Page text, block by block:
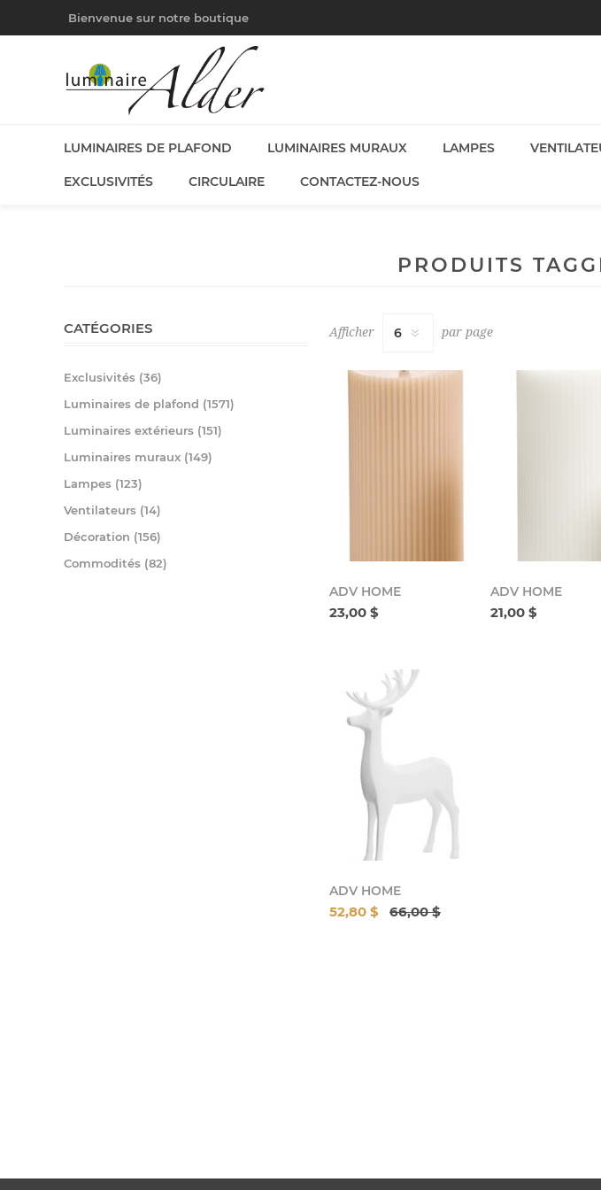
Bienvenue sur notre boutique
LUMINAIRES DE PLAFOND LUMINAIRES MURAUX LAMPES
EXCLUSIVITÉS CIRCULAIRE CONTACTEZ-NOUS
PRODUITS
Afficher par page
ADV HOME
23,00 $
ADV HOME
21,00 $
ADV HOME
52,80 $ 66,00 $
CATÉGORIES
Exclusivités (36)
Luminaires de plafond (1571)
Luminaires extérieurs (151)
Luminaires muraux (149)
Lampes (123)
Ventilateurs (14)
Décoration (156)
Commodités (82)